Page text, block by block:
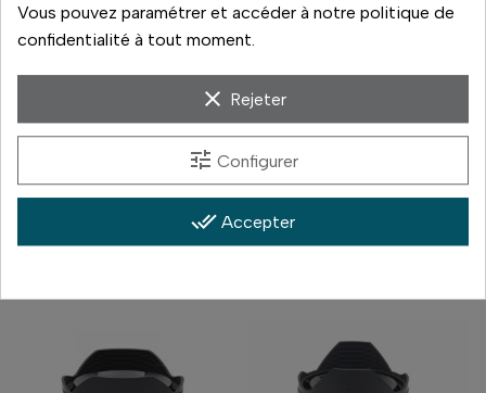
En stock Nous contacter
Vous pouvez paramétrer et accéder à notre politique de
confidentialité à tout moment.
clear Rejeter
tune Configurer
done_all Accepter